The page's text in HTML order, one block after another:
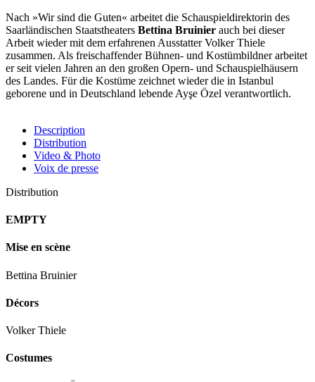
Nach »Wir sind die Guten« arbeitet die Schauspieldirektorin des
Saarländischen Staatstheaters Bettina Bruinier auch bei dieser
Arbeit wieder mit dem erfahrenen Ausstatter Volker Thiele
zusammen. Als freischaffender Bühnen- und Kostümbildner arbeitet
er seit vielen Jahren an den großen Opern- und Schauspielhäusern
des Landes. Für die Kostüme zeichnet wieder die in Istanbul
geborene und in Deutschland lebende Ayşe Özel verantwortlich.
Description
Distribution
Video & Photo
Voix de presse
Distribution
EMPTY
Mise en scène
Bettina Bruinier
Décors
Volker Thiele
Costumes